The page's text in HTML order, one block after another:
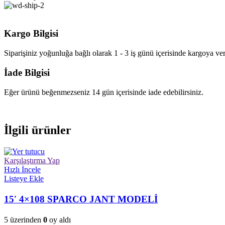
Kargo Bilgisi
Siparişiniz yoğunluğa bağlı olarak 1 - 3 iş günü içerisinde kargoya
İade Bilgisi
Eğer ürünü beğenmezseniz 14 gün içerisinde iade edebilirsiniz.
İlgili ürünler
Karşılaştırma Yap
Hızlı İncele
Listeye Ekle
15′ 4×108 SPARCO JANT MODELİ
5 üzerinden 0 oy aldı